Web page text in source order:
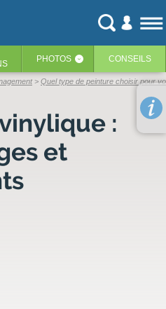
PHOTOS ‹ CONSEILS
Quel type de peinture choisir pour
:
et